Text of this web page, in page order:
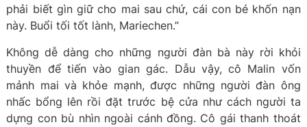
phải biết gìn giữ cho mai sau chứ, cái con bé khốn nạn
này. Buổi tối tốt lành, Mariechen.”
Không dễ dàng cho những người đàn bà này rời khỏi
thuyền để tiến vào gian gác. Dẫu vậy, cô Malin vốn
mảnh mai và khỏe mạnh, được những người đàn ông
nhấc bổng lên rồi đặt trước bệ cửa như cách người ta
dựng con bù nhìn ngoài cánh đồng. Cô gái thanh thoát